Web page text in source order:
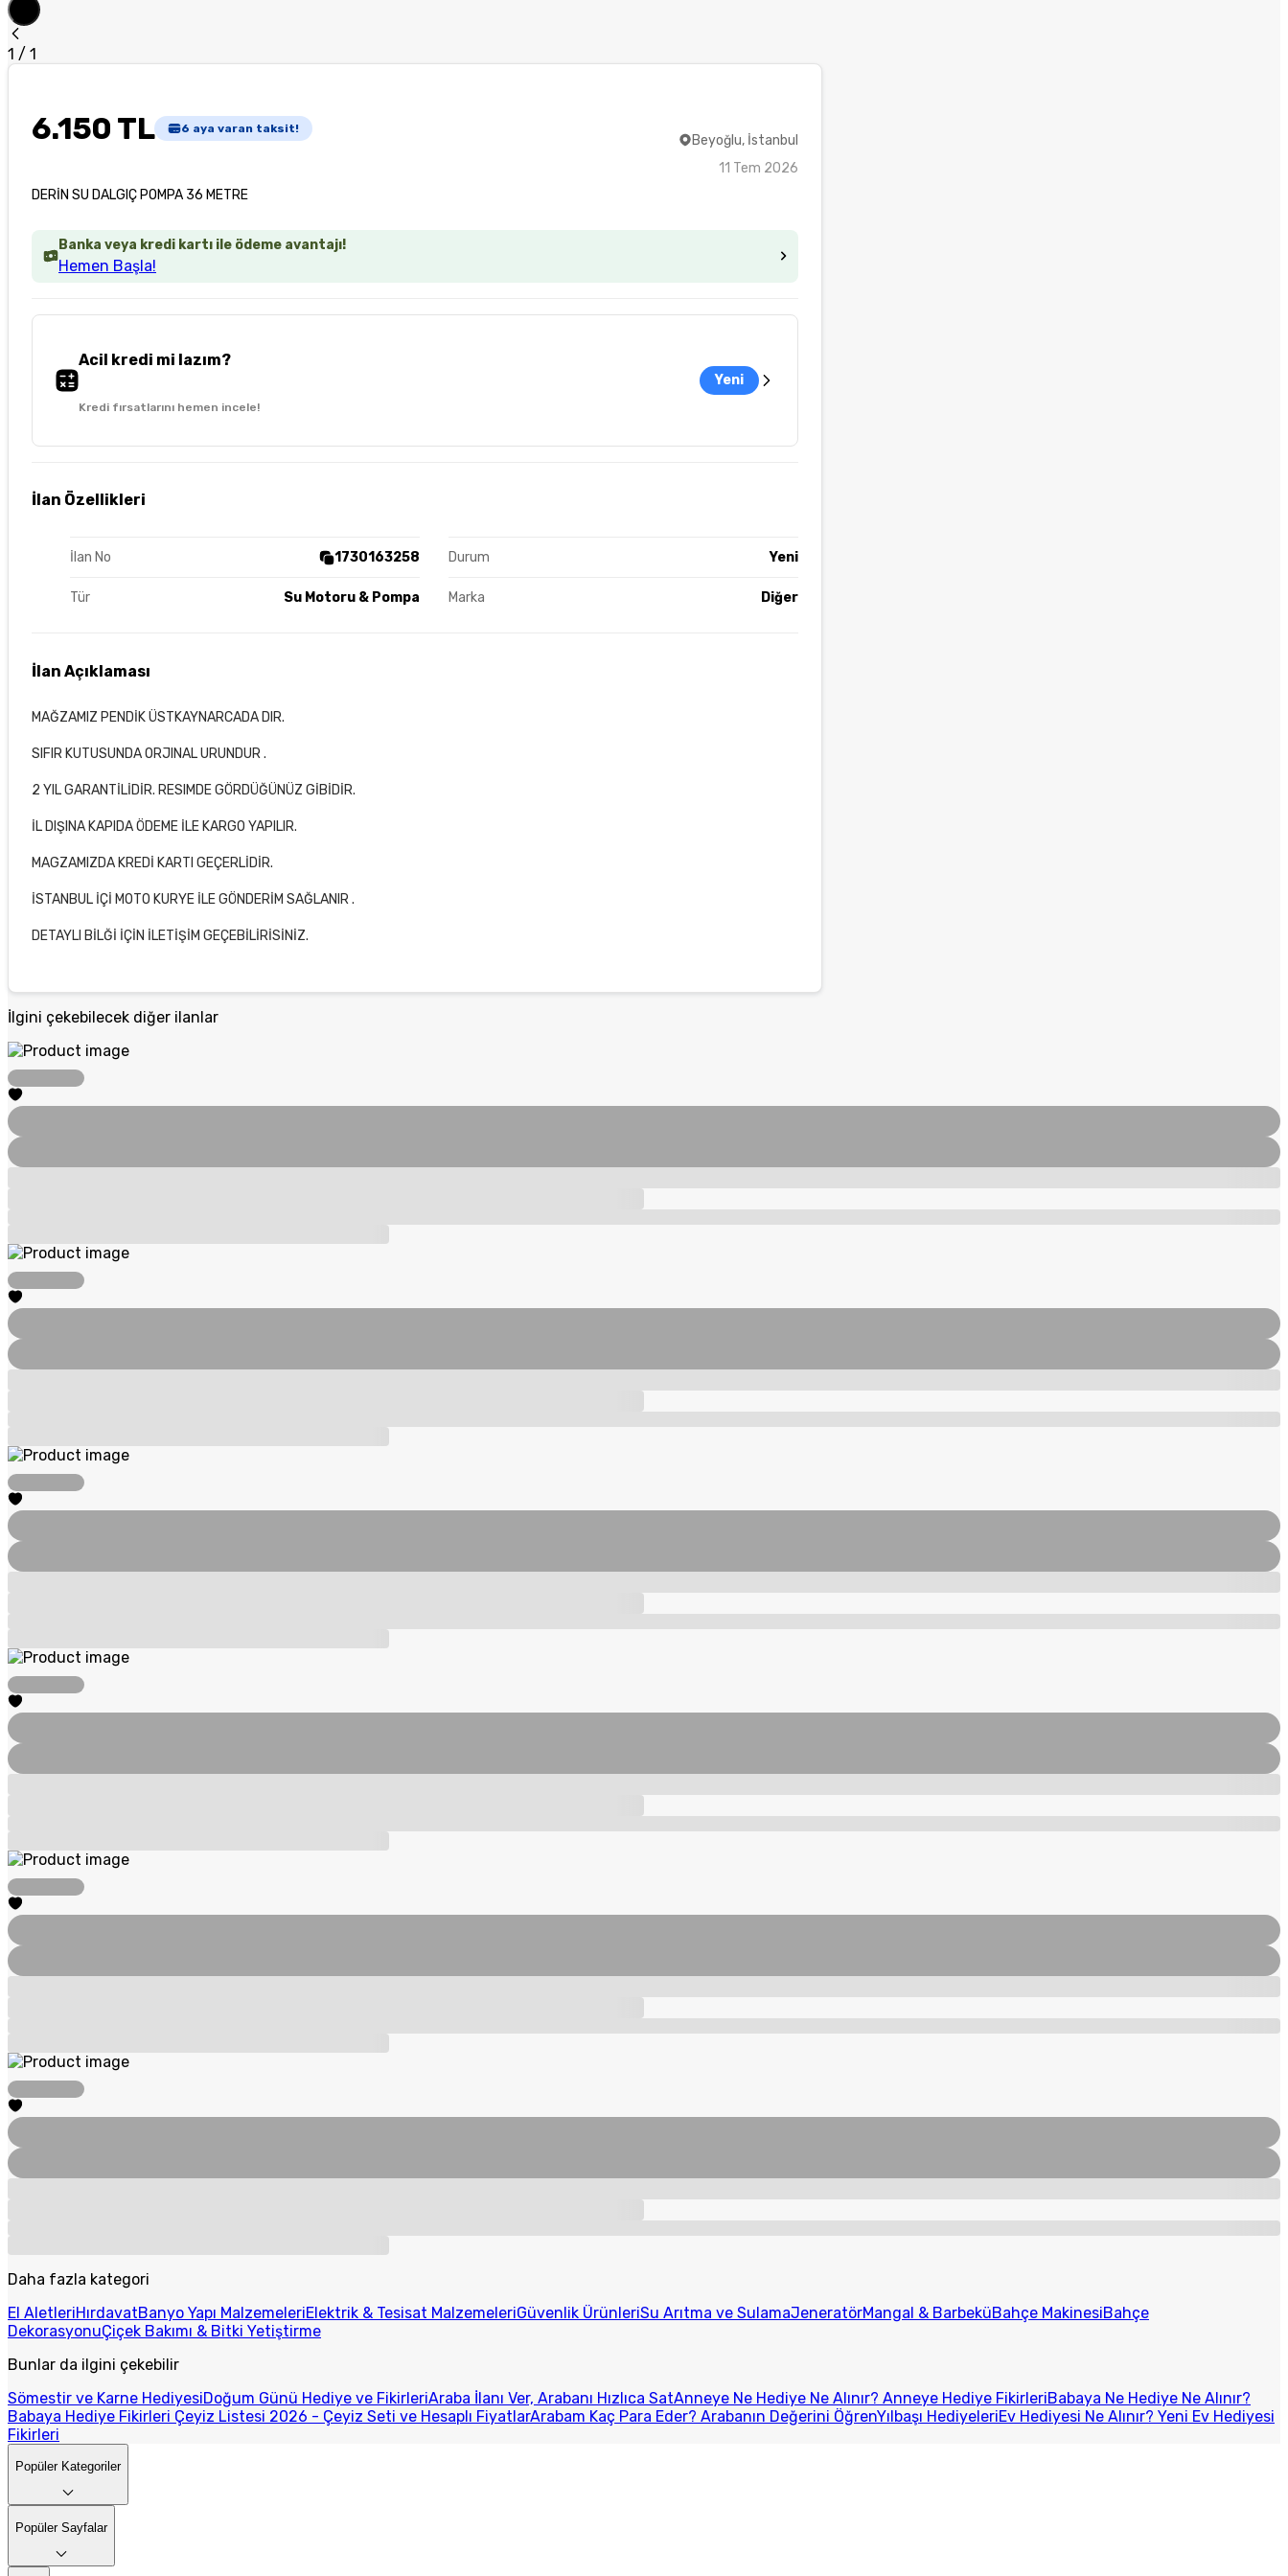
1 / 1
6.150 TL 6 aya varan taksit!
DERİN SU DALGIÇ POMPA 36 METRE
Beyoğlu, İstanbul
11 Tem 2026
Banka veya kredi kartı ile ödeme avantajı!
Hemen Başla!
Acil kredi mi lazım?
Kredi fırsatlarını hemen incele!
Yeni
İlan Özellikleri
İlan No 1730163258 Durum Yeni
Tür Su Motoru & Pompa Marka Diğer
İlan Açıklaması
MAĞZAMIZ PENDİK ÜSTKAYNARCADA DIR.
SIFIR KUTUSUNDA ORJINAL URUNDUR .
2 YIL GARANTİLİDİR. RESIMDE GÖRDÜĞÜNÜZ GİBİDİR.
İL DIŞINA KAPIDA ÖDEME İLE KARGO YAPILIR.
MAGZAMIZDA KREDİ KARTI GEÇERLİDİR.
İSTANBUL İÇİ MOTO KURYE İLE GÖNDERİM SAĞLANIR .
DETAYLI BİLĞİ İÇİN İLETİŞİM GEÇEBİLİRİSİNİZ.
İlgini çekebilecek diğer ilanlar
Daha fazla kategori
El AletleriHırdavatBanyo Yapı MalzemeleriElektrik & Tesisat MalzemeleriGüvenlik ÜrünleriSu Arıtma ve SulamaJeneratörMangal & BarbeküBahçe MakinesiBahçe
DekorasyonuÇiçek Bakımı & Bitki Yetiştirme
Bunlar da ilgini çekebilir
Sömestir ve Karne HediyesiDoğum Günü Hediye ve FikirleriAraba İlanı Ver, Arabanı Hızlıca SatAnneye Ne Hediye Ne Alınır? Anneye Hediye FikirleriBabaya Ne Hediye Ne Alınır?
Babaya Hediye Fikirleri Çeyiz Listesi 2026 - Çeyiz Seti ve Hesaplı FiyatlarArabam Kaç Para Eder? Arabanın Değerini ÖğrenYılbaşı HediyeleriEv Hediyesi Ne Alınır? Yeni Ev Hediyesi
Fikirleri
Popüler Kategoriler
Popüler Sayfalar